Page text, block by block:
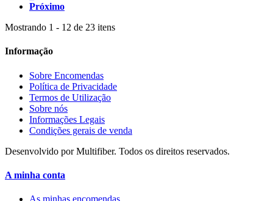
Próximo
Mostrando 1 - 12 de 23 itens
Informação
Sobre Encomendas
Política de Privacidade
Termos de Utilização
Sobre nós
Informações Legais
Condições gerais de venda
Desenvolvido por Multifiber. Todos os direitos reservados.
A minha conta